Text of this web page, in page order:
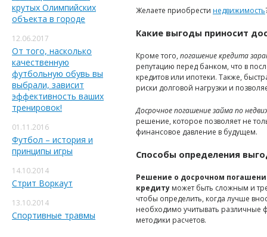
крутых Олимпийских
объекта в городе
12.06.2017
От того, насколько
качественную
футбольную обувь вы
выбрали, зависит
эффективность ваших
тренировок!
01.11.2016
Футбол – история и
принципы игры
14.10.2014
Стрит Воркаут
13.10.2014
Спортивные травмы
Желаете приобрести недвижимость
Какие выгоды приносит
Кроме того, погашение кредита
репутацию перед банком, что в
кредитов или ипотеки. Также,
риски долговой нагрузки и
Досрочное погашение займа по
решение, которое позволяет не
финансовое давление в будущем.
Способы определения
Решение о досрочном
кредиту может быть сложным и
чтобы определить, когда лучше
необходимо учитывать различные
методики расчетов.